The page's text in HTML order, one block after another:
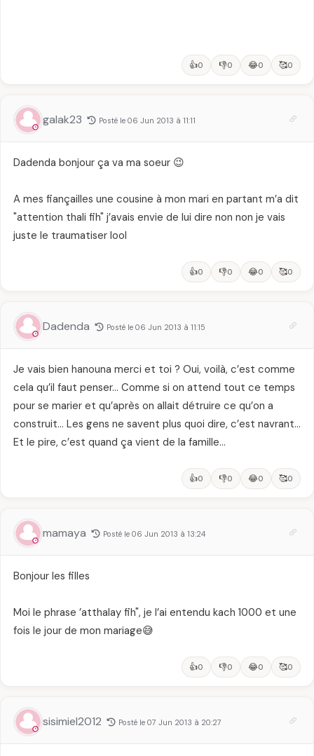
👍0 👎0 😂0 🥰0
galak23 Posté le 06 Jun 2013 à 11:11
Dadenda bonjour ça va ma soeur 😉
A mes fiançailles une cousine à mon mari en partant m’a dit
"attention thali fih" j’avais envie de lui dire non non je vais
juste le traumatiser lool
👍0 👎0 😂0 🥰0
Dadenda Posté le 06 Jun 2013 à 11:15
Je vais bien hanouna merci et toi ? Oui, voilà, c’est comme
cela qu’il faut penser… Comme si on attend tout ce temps
pour se marier et qu’après on allait détruire ce qu’on a
construit… Les gens ne savent plus quoi dire, c’est navrant…
Et le pire, c’est quand ça vient de la famille…
👍0 👎0 😂0 🥰0
mamaya Posté le 06 Jun 2013 à 13:24
Bonjour les filles
Moi le phrase ’atthalay fih", je l’ai entendu kach 1000 et une
fois le jour de mon mariage😅
👍0 👎0 😂0 🥰0
sisimiel2012 Posté le 07 Jun 2013 à 20:27